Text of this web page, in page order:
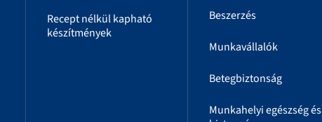
Recept nélkül kapható
készítmények
Beszerzés
Munkavállalók
Betegbiztonság
Munkahelyi egészség és